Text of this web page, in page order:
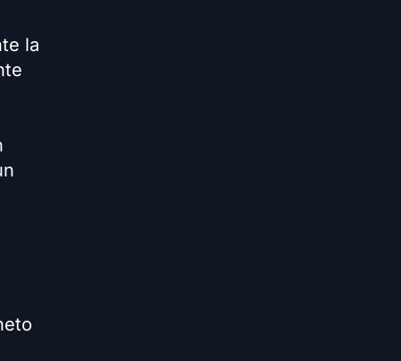
la